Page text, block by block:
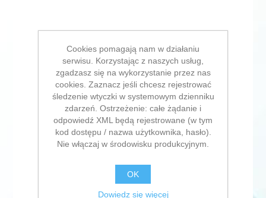
Cookies pomagają nam w działaniu
serwisu. Korzystając z naszych usług,
zgadzasz się na wykorzystanie przez nas
cookies. Zaznacz jeśli chcesz rejestrować
śledzenie wtyczki w systemowym dzienniku
zdarzeń. Ostrzeżenie: całe żądanie i
odpowiedź XML będą rejestrowane (w tym
kod dostępu / nazwa użytkownika, hasło).
Nie włączaj w środowisku produkcyjnym.
OK
Dowiedz się więcej